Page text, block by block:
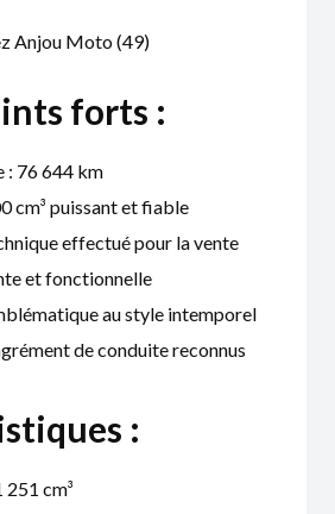
Anjou Moto (49)
forts :
: 76 644 km
cm³ puissant et fiable
effectué pour la vente
et fonctionnelle
au style intemporel
de conduite reconnus
:
251 cm³